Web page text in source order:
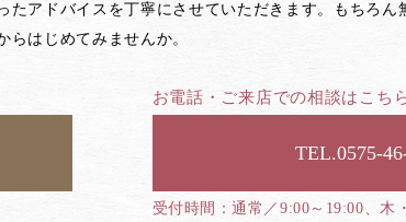
アドバイスを丁寧にさせていただきます。もちろん
はじめてみませんか。
お電話・ご来店での相談はこち
0575-
通常／9:00～19:00、木